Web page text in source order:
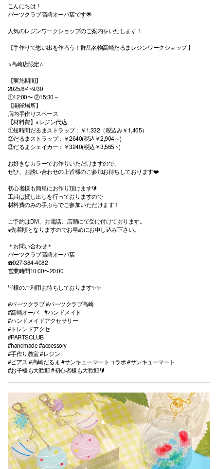
こんにちは！
パーツクラブ高崎オーパ店です🌟
人気のレジンワークショップのご案内をいたします！
【手作りで思い出を作ろう！群馬名物高崎だるまレジンワークショップ 】
⭐高崎店限定⭐
【実施期間】
2025/8/4~9/30
①12:00〜 ②15:30～
【開催場所】
店内手作りスペース
【材料費】※レジン代込
①短時間だるまストラップ：￥1,332（税込み￥1,465）
②だるまストラップ：￥2640(税込￥2,904～)
③だるまシェイカー：￥3240(税込￥3,565 ~)
お好きなカラーでお作りいただけますので、
ぜひ、お誘い合わせの上皆様のご参加お待ちしております❤️
初心者様も簡単にお作り頂けます🔰
工具は貸し出しを行っておりますので
材料費のみの手ぶらでご参加いただけます！
ご予約はDM、お電話、店頭にて受け付けております。
※先着順となりますのでお早めにお申し込み下さい。
＊お問い合わせ＊
パーツクラブ高崎オーパ店
☎️027-384-4082
営業時間10:00〜20:00
皆様のご利用お待ちしております✨✨
#パーツクラブ #パーツクラブ高崎
#高崎オーパ #ハンドメイド
#ハンドメイドアクセサリー
#トレンドアクセ
#PARTSCLUB
#handmade #accessory
#手作り教室 #レジン
#ピアス #高崎だるま #サンキューマートコラボ #サンキューマート
#お子様も大歓迎 #初心者様も大歓迎🔰